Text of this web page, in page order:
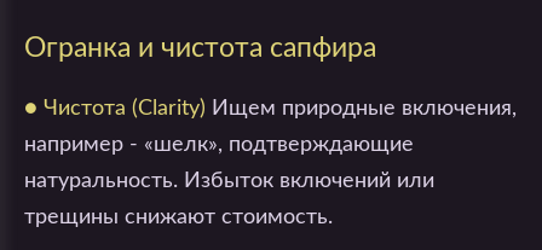
Огранка и чистота сапфира
● Чистота (Clarity) Ищем природные включения,
например - «шелк», подтверждающие
натуральность. Избыток включений или
трещины снижают стоимость.